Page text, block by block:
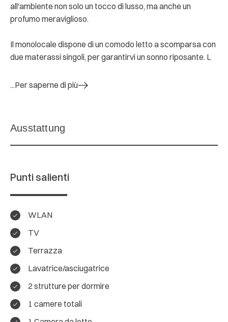
all'ambiente non solo un tocco di lusso, ma anche un
profumo meraviglioso.
Il monolocale dispone di un comodo letto a scomparsa con
due materassi singoli, per garantirvi un sonno riposante. L
...Per saperne di più
Punti salienti
WLAN
TV
Terrazza
Lavatrice/asciugatrice
2 strutture per dormire
1 camere totali